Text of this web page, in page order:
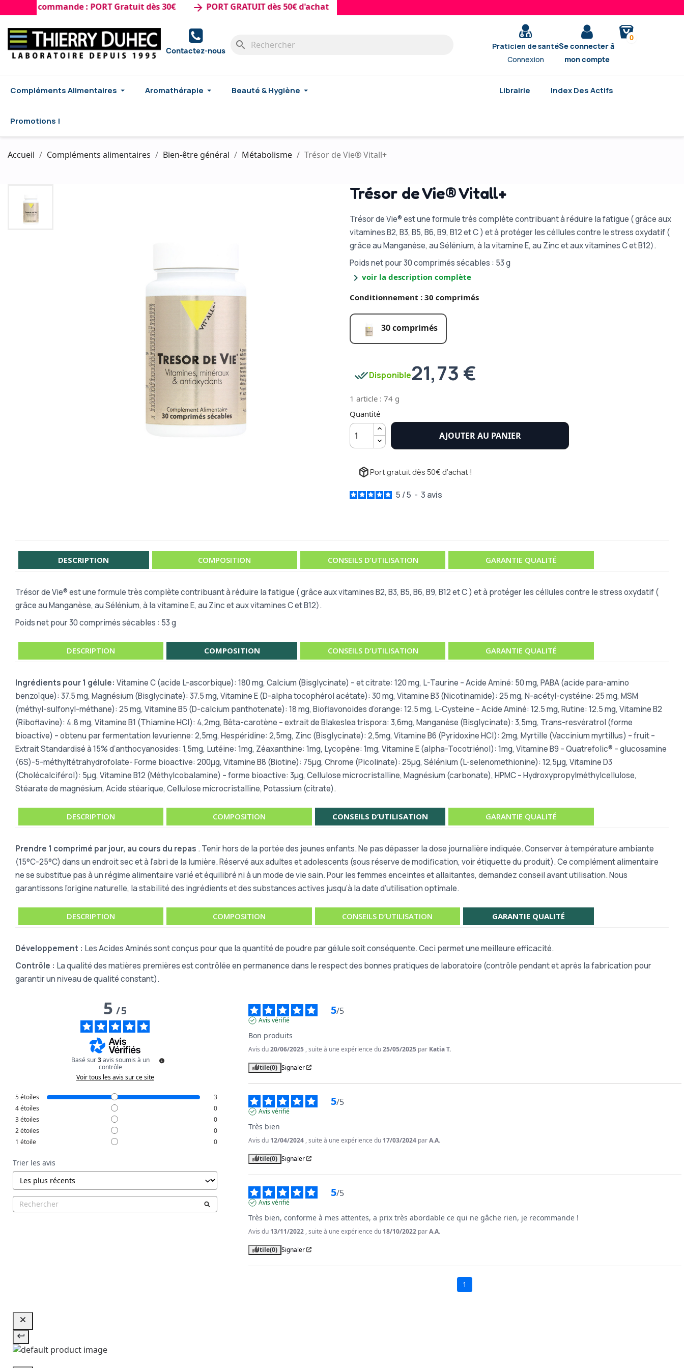
commande : PORT Gratuit dès 30€ arrow_forward PORT GRATUIT dès 50€ d'achat
Contactez-nous search
Praticien de santé
Connexion
Se connecter à
mon compte
0
Compléments Alimentaires Aromathérapie Beauté & Hygiène Librairie Index Des Actifs
Promotions !
Accueil Compléments alimentaires Bien-être général Métabolisme Trésor de Vie® Vitall+
Trésor de Vie® Vitall+
Trésor de Vie® est une formule très complète contribuant à réduire la fatigue ( grâce aux
vitamines B2, B3, B5, B6, B9, B12 et C ) et à protéger les céllules contre le stress oxydatif (
grâce au Manganèse, au Sélénium, à la vitamine E, au Zinc et aux vitamines C et B12).
Poids net pour 30 comprimés sécables : 53 g
chevron_right voir la description complète
Conditionnement : 30 comprimés
30 comprimés
done_allDisponible21,73 €
1 article : 74 g
Quantité
AJOUTER AU PANIER
package_2 Port gratuit dès 50€ d'achat !
5 /5 - 3 avis
DESCRIPTION COMPOSITION CONSEILS D’UTILISATION GARANTIE QUALITÉ
Trésor de Vie® est une formule très complète contribuant à réduire la fatigue ( grâce aux vitamines B2, B3, B5, B6, B9, B12 et C ) et à protéger les céllules contre le stress oxydatif (
grâce au Manganèse, au Sélénium, à la vitamine E, au Zinc et aux vitamines C et B12).
Poids net pour 30 comprimés sécables : 53 g
DESCRIPTION COMPOSITION CONSEILS D’UTILISATION GARANTIE QUALITÉ
Ingrédients pour 1 gélule: Vitamine C (acide L-ascorbique): 180 mg, Calcium (Bisglycinate) – et citrate: 120 mg, L-Taurine – Acide Aminé: 50 mg, PABA (acide para-amino
benzoïque): 37.5 mg, Magnésium (Bisglycinate): 37.5 mg, Vitamine E (D-alpha tocophérol acétate): 30 mg, Vitamine B3 (Nicotinamide): 25 mg, N-acétyl-cystéine: 25 mg, MSM
(méthyl-sulfonyl-méthane): 25 mg, Vitamine B5 (D-calcium panthotenate): 18 mg, Bioflavonoides d’orange: 12.5 mg, L-Cysteine – Acide Aminé: 12.5 mg, Rutine: 12.5 mg, Vitamine B2
(Riboflavine): 4.8 mg, Vitamine B1 (Thiamine HCl): 4,2mg, Bêta-carotène – extrait de Blakeslea trispora: 3,6mg, Manganèse (Bisglycinate): 3,5mg, Trans-resvératrol (forme
bioactive) – obtenu par fermentation levurienne: 2,5mg, Hespéridine: 2,5mg, Zinc (Bisglycinate): 2,5mg, Vitamine B6 (Pyridoxine HCl): 2mg, Myrtille (Vaccinium myrtillus) – fruit –
Extrait Standardisé à 15% d’anthocyanosides: 1,5mg, Lutéine: 1mg, Zéaxanthine: 1mg, Lycopène: 1mg, Vitamine E (alpha-Tocotriénol): 1mg, Vitamine B9 – Quatrefolic® – glucosamine
(6S)-5-méthyltétrahydrofolate- Forme bioactive: 200µg, Vitamine B8 (Biotine): 75µg, Chrome (Picolinate): 25µg, Sélénium (L-selenomethionine): 12,5µg, Vitamine D3
(Cholécalciférol): 5µg, Vitamine B12 (Méthylcobalamine) – forme bioactive: 3µg, Cellulose microcristalline, Magnésium (carbonate), HPMC – Hydroxypropylméthylcellulose,
Stéarate de magnésium, Acide stéarique, Cellulose microcristalline, Potassium (citrate).
DESCRIPTION COMPOSITION CONSEILS D’UTILISATION GARANTIE QUALITÉ
Prendre 1 comprimé par jour, au cours du repas . Tenir hors de la portée des jeunes enfants. Ne pas dépasser la dose journalière indiquée. Conserver à température ambiante
(15°C-25°C) dans un endroit sec et à l’abri de la lumière. Réservé aux adultes et adolescents (sous réserve de modification, voir étiquette du produit). Ce complément alimentaire
ne se substitue pas à un régime alimentaire varié et équilibré ni à un mode de vie sain. Pour les femmes enceintes et allaitantes, demandez conseil avant utilisation. Nous
garantissons l’origine naturelle, la stabilité des ingrédients et des substances actives jusqu’à la date d’utilisation optimale.
DESCRIPTION COMPOSITION CONSEILS D’UTILISATION GARANTIE QUALITÉ
Développement : Les Acides Aminés sont conçus pour que la quantité de poudre par gélule soit conséquente. Ceci permet une meilleure efficacité.
Contrôle : La qualité des matières premières est contrôlée en permanence dans le respect des bonnes pratiques de laboratoire (contrôle pendant et après la fabrication pour
garantir un niveau de qualité constant).
5/5
Basé sur3avis soumis à un
contrôle
Voir tous les avis sur ce site
5étoiles
3
4étoiles
0
3étoiles
0
2étoiles
0
1 étoile 0
Trier les avis
5/5
Avis vérifié
Bon produits
Avis du20/06/2025 , suite à une expérience du25/05/2025 par Katia T.
Utile(0) Signaler
5/5
Avis vérifié
Très bien
Avis du 12/04/2024 , suite à une expérience du 17/03/2024 parA.A.
Utile(0) Signaler
5/5
Avis vérifié
Très bien, conforme à mes attentes, a prix très abordable ce qui ne gâche rien, je recommande !
Avis du 13/11/2022 , suite à une expérience du 18/10/2022 parA.A.
Utile(0) Signaler
1